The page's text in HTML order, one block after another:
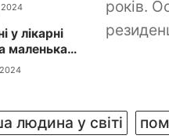
— El
у лікарні
маленька
по Одесі 29
років.
людина у світі